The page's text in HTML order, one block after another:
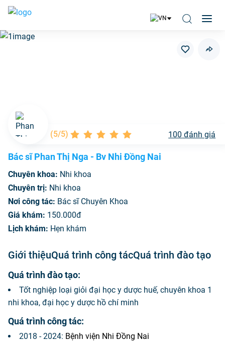
(5/5) 100 đánh giá
Bác sĩ Phan Thị Nga - Bv Nhi Đồng Nai
Chuyên khoa: Nhi khoa
Chuyên trị: Nhi khoa
Nơi công tác: Bác sĩ Chuyên Khoa
Giá khám: 150.000đ
Lịch khám: Hẹn khám
Giới thiệuQuá trình công tácQuá trình đào tạo
Quá trình đào tạo:
Tốt nghiệp loại giỏi đại học y dược huế, chuyên khoa 1
nhi khoa, đại học y dược hồ chí minh
Quá trình công tác:
2018 - 2024: Bệnh viện Nhi Đồng Nai